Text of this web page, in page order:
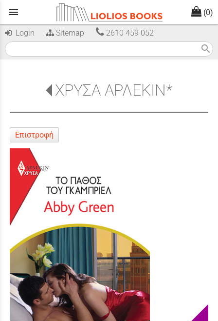
menu (0)
Login Sitemap 2610 459 052
search
ΧΡΥΣΑ ΑΡΛΕΚΙΝ*
Επιστροφή